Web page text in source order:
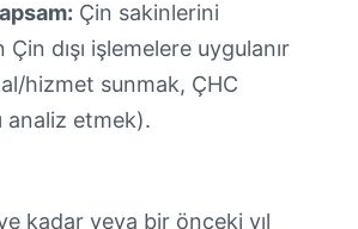
Çin sakinlerini
dışı işlemelere uygulanır
hizmet sunmak, ÇHC
analiz etmek).
kadar veya bir önceki yıl